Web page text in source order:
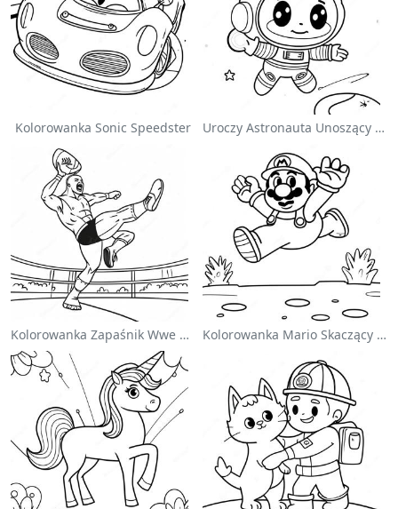
Kolorowanka Sonic Speedster Uroczy Astronauta Unoszący Się W Kosmosie - Kolorowanka
Kolorowanka Zapaśnik Wwe Skaczący Na Przeciwnika Kolorowanka Mario Skaczący Nad Goombami